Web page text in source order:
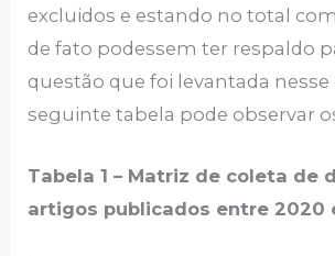
excluidos e estando no total
de fato podessem ter respaldo
questão que foi levantada nesse
seguinte tabela pode observar
Tabela 1 – Matriz de coleta de
artigos publicados entre 2020